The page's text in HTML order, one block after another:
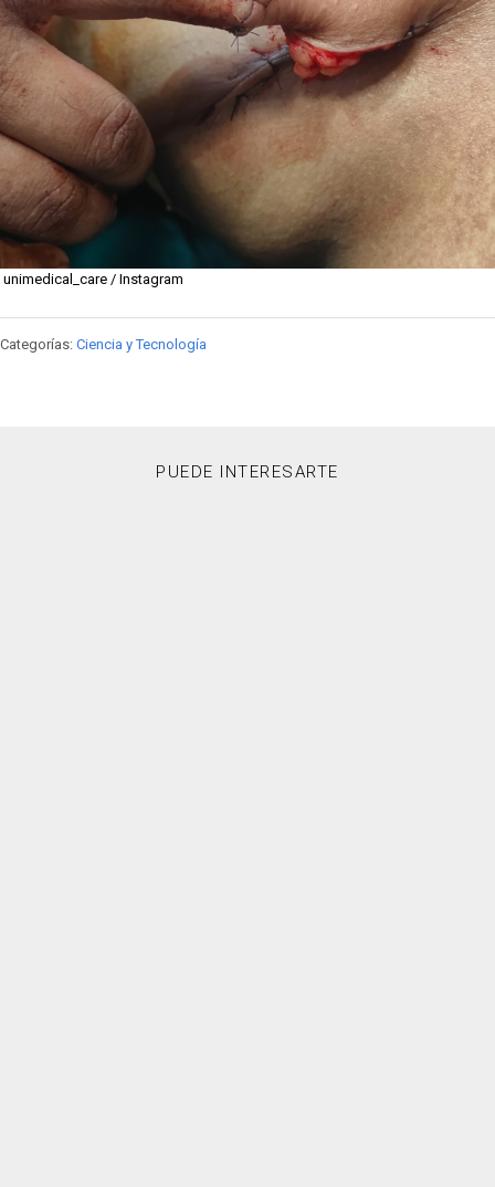
unimedical_care / Instagram
Categorías: Ciencia y Tecnología
PUEDE INTERESARTE